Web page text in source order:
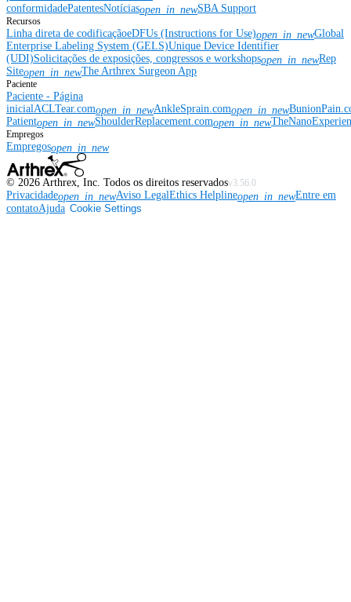
conformidadePatentesNotíciasopen_in_newSBA Support
Recursos
Linha direta de codificaçãoeDFUs (Instructions for Use)open_in_newGlobal
Enterprise Labeling System (GELS)Unique Device Identifier
(UDI)Solicitações de exposições, congressos e workshopsopen_in_newRep
Siteopen_in_newThe Arthrex Surgeon App
Paciente
Paciente - Página
inicialACLTear.comopen_in_newAnkleSprain.comopen_in_new
Patientopen_in_newShoulderReplacement.comopen_in_new
Empregos
Empregosopen_in_new
© 2026 Arthrex, Inc. Todos os direitos reservadosv3.56.0
Privacidadeopen_in_newAviso LegalEthics Helplineopen_in_newEntre em
contatoAjuda Cookie Settings